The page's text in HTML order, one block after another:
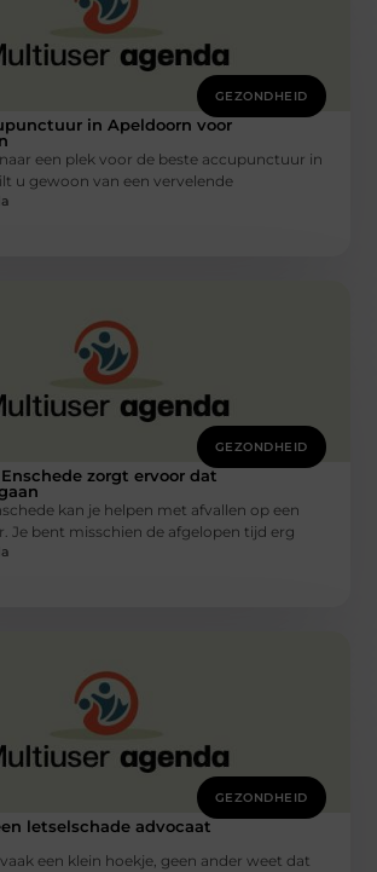
GEZONDHEID
in Apeldoorn voor
een plek voor de beste accupunctuur in
u gewoon van een vervelende
GEZONDHEID
zorgt ervoor dat
kan je helpen met afvallen op een
Je bent misschien de afgelopen tijd erg
GEZONDHEID
letselschade advocaat
een klein hoekje, geen ander weet dat